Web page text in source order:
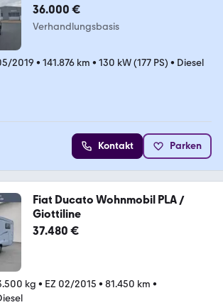
36.000 €
Verhandlungsbasis
2019 • 141.876 km • 130 kW (177 PS) • Diesel
Kontakt Parken
Fiat Ducato Wohnmobil PLA /
Giottiline
37.480 €
kg • EZ 02/2015 • 81.450 km •